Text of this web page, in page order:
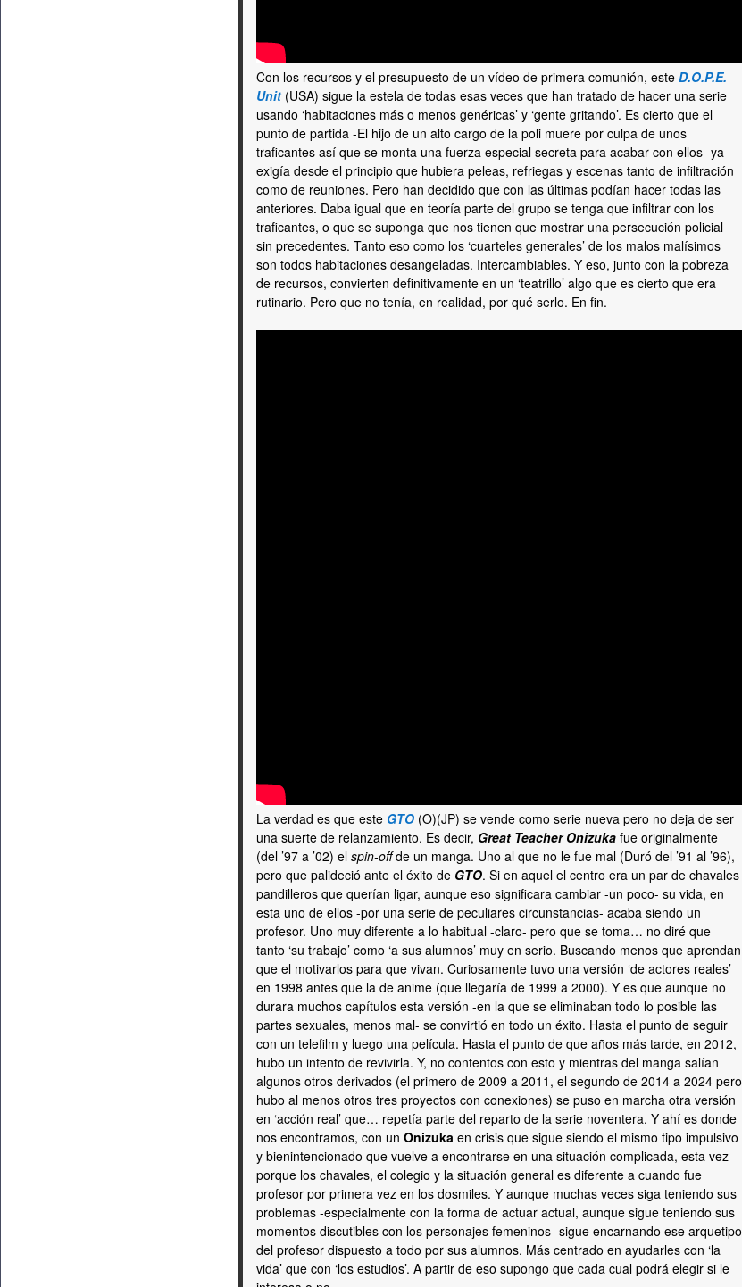
Con los recursos y el presupuesto de un vídeo de primera comunión, este D.O.P.E.
Unit (USA) sigue la estela de todas esas veces que han tratado de hacer una serie
usando ‘habitaciones más o menos genéricas’ y ‘gente gritando’. Es cierto que el
punto de partida -El hijo de un alto cargo de la poli muere por culpa de unos
traficantes así que se monta una fuerza especial secreta para acabar con ellos- ya
exigía desde el principio que hubiera peleas, refriegas y escenas tanto de infiltración
como de reuniones. Pero han decidido que con las últimas podían hacer todas las
anteriores. Daba igual que en teoría parte del grupo se tenga que infiltrar con los
traficantes, o que se suponga que nos tienen que mostrar una persecución policial
sin precedentes. Tanto eso como los ‘cuarteles generales’ de los malos malísimos
son todos habitaciones desangeladas. Intercambiables. Y eso, junto con la pobreza
de recursos, convierten definitivamente en un ‘teatrillo’ algo que es cierto que era
rutinario. Pero que no tenía, en realidad, por qué serlo. En fin.
La verdad es que este GTO (O)(JP) se vende como serie nueva pero no deja de ser
una suerte de relanzamiento. Es decir, Great Teacher Onizuka fue originalmente
(del ’97 a ’02) el spin-offde un manga. Uno al que no le fue mal (Duró del ’91 al ’96),
pero que palideció ante el éxito de GTO. Si en aquel el centro era un par de chavales
pandilleros que querían ligar, aunque eso significara cambiar -un poco- su vida, en
esta uno de ellos -por una serie de peculiares circunstancias- acaba siendo un
profesor. Uno muy diferente a lo habitual -claro- pero que se toma… no diré que
tanto ‘su trabajo’ como ‘a sus alumnos’ muy en serio. Buscando menos que aprendan
que el motivarlos para que vivan. Curiosamente tuvo una versión ‘de actores reales’
en 1998 antes que la de anime (que llegaría de 1999 a 2000). Y es que aunque no
durara muchos capítulos esta versión -en la que se eliminaban todo lo posible las
partes sexuales, menos mal- se convirtió en todo un éxito. Hasta el punto de seguir
con un telefilm y luego una película. Hasta el punto de que años más tarde, en 2012,
hubo un intento de revivirla. Y, no contentos con esto y mientras del manga salían
algunos otros derivados (el primero de 2009 a 2011, el segundo de 2014 a 2024 pero
hubo al menos otros tres proyectos con conexiones) se puso en marcha otra versión
en ‘acción real’ que… repetía parte del reparto de la serie noventera. Y ahí es donde
nos encontramos, con un Onizuka en crisis que sigue siendo el mismo tipo impulsivo
y bienintencionado que vuelve a encontrarse en una situación complicada, esta vez
porque los chavales, el colegio y la situación general es diferente a cuando fue
profesor por primera vez en los dosmiles. Y aunque muchas veces siga teniendo sus
problemas -especialmente con la forma de actuar actual, aunque sigue teniendo sus
momentos discutibles con los personajes femeninos- sigue encarnando ese arquetipo
del profesor dispuesto a todo por sus alumnos. Más centrado en ayudarles con ‘la
vida’ que con ‘los estudios’. A partir de eso supongo que cada cual podrá elegir si le